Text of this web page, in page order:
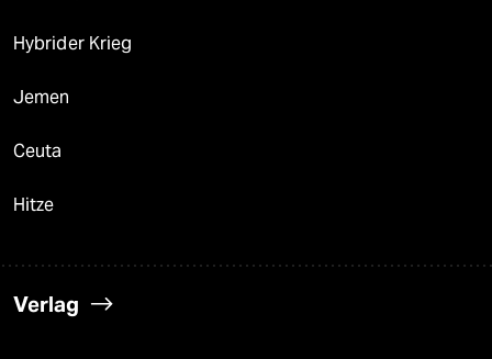
Hybrider Krieg
Jemen
Ceuta
Hitze
Verlag